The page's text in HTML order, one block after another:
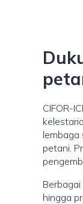
CIFOR-
lembaga
petani.
hingga